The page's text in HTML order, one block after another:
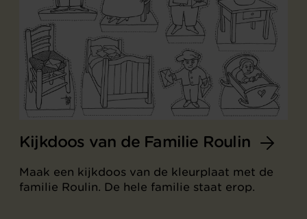
Kijkdoos van de Familie Roulin
Maak een kijkdoos van de kleurplaat met de
familie Roulin. De hele familie staat erop.